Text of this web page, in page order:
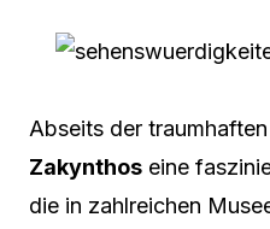
Abseits der
Zakynthos eine
die in zahlreichen